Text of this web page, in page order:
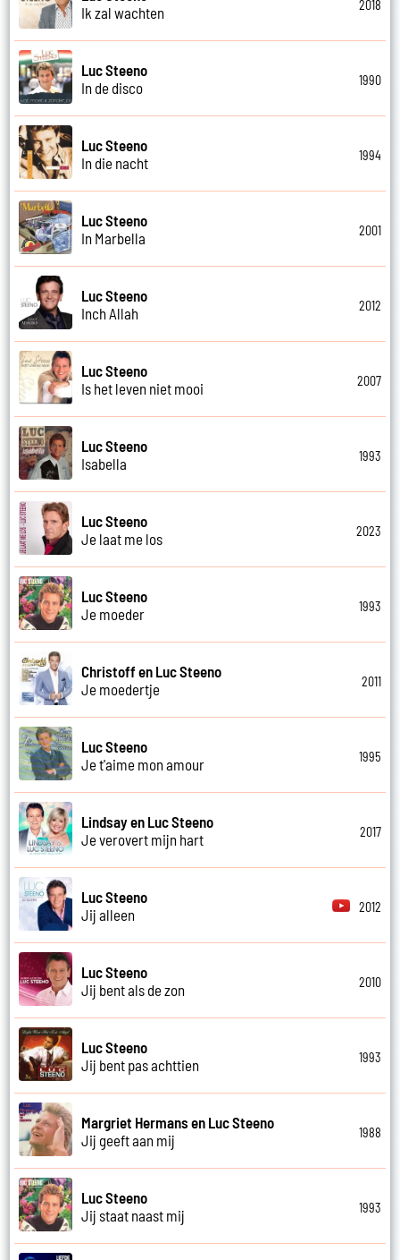
Ik zal wachten
2018
Luc Steeno
In de disco
1990
Luc Steeno
In die nacht
1994
Luc Steeno
In Marbella
2001
Luc Steeno
Inch Allah
2012
Luc Steeno
Is het leven niet mooi
2007
Luc Steeno
Isabella
1993
Luc Steeno
Je laat me los
2023
Luc Steeno
Je moeder
1993
Christoff en Luc Steeno
Je moedertje
2011
Luc Steeno
Je t'aime mon amour
1995
Lindsay en Luc Steeno
Je verovert mijn hart
2017
Luc Steeno
Jij alleen
2012
Luc Steeno
Jij bent als de zon
2010
Luc Steeno
Jij bent pas achttien
1993
Margriet Hermans en Luc Steeno
Jij geeft aan mij
1988
Luc Steeno
Jij staat naast mij
1993